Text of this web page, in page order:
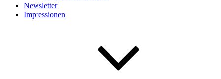
Newsletter
Impressionen